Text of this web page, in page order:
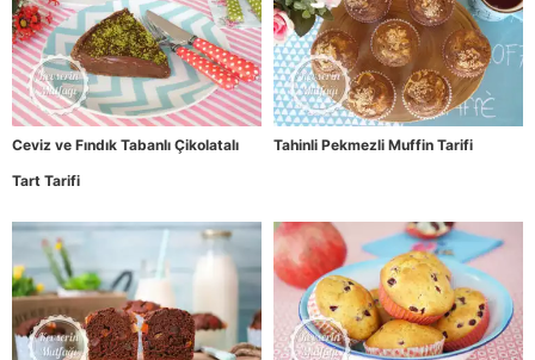
Ceviz ve Fındık Tabanlı Çikolatalı
Tart Tarifi
Tahinli Pekmezli Muffin Tarifi